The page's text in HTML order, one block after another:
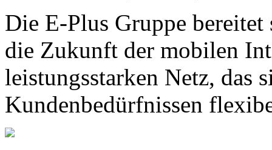
Die E-Plus Gruppe
die Zukunft der mobilen
leistungsstarken Netz, das
Kundenbedürfnissen